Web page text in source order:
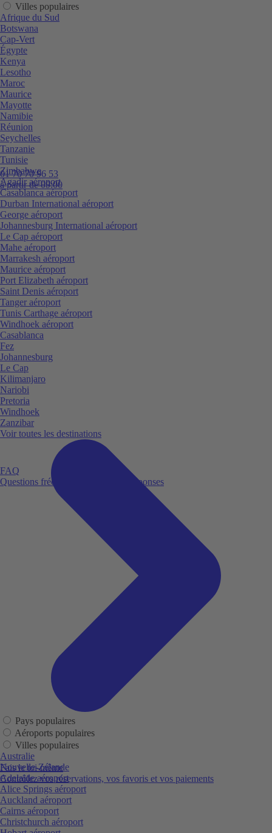
01 70 70 96 53
à partir de 09:00
FAQ
Questions fréquemment posées et réponses
Fais le toi-même
Contrôlez vos réservations, vos favoris et vos paiements
Villes populaires
Afrique du Sud
Botswana
Cap-Vert
Égypte
Kenya
Lesotho
Maroc
Maurice
Mayotte
Namibie
Réunion
Seychelles
Tanzanie
Tunisie
Zimbabwe
Agadir aéroport
Casablanca aéroport
Durban International aéroport
George aéroport
Johannesburg International aéroport
Le Cap aéroport
Mahe aéroport
Marrakesh aéroport
Maurice aéroport
Port Elizabeth aéroport
Saint Denis aéroport
Tanger aéroport
Tunis Carthage aéroport
Windhoek aéroport
Casablanca
Fez
Johannesburg
Le Cap
Kilimanjaro
Nariobi
Pretoria
Windhoek
Zanzibar
Voir toutes les destinations
Pays populaires
Aéroports populaires
Villes populaires
Australie
Nouvelle-Zélande
Adelaide aéroport
Alice Springs aéroport
Auckland aéroport
Cairns aéroport
Christchurch aéroport